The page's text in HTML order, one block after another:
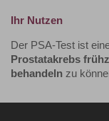
Ihr Nutzen
Der PSA-Test ist
Prostatakrebs
behandeln zu